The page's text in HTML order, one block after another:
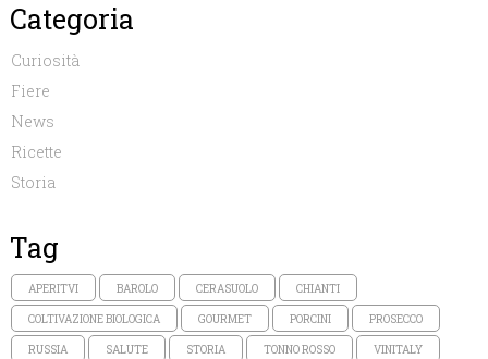
Categoria
Curiosità
Fiere
News
Ricette
Storia
Tag
APERITVI BAROLO CERASUOLO CHIANTI
COLTIVAZIONE BIOLOGICA GOURMET PORCINI PROSECCO
RUSSIA SALUTE STORIA TONNO ROSSO VINITALY